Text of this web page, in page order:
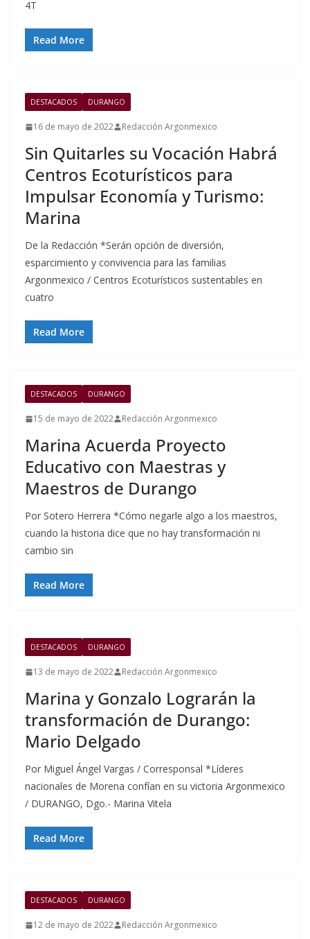
4T
Read More
DESTACADOS DURANGO
16 de mayo de 2022 Redacción Argonmexico
Sin Quitarles su Vocación Habrá
Centros Ecoturísticos para
Impulsar Economía y Turismo:
Marina
De la Redacción *Serán opción de diversión,
esparcimiento y convivencia para las familias
Argonmexico / Centros Ecoturísticos sustentables en
cuatro
Read More
DESTACADOS DURANGO
15 de mayo de 2022 Redacción Argonmexico
Marina Acuerda Proyecto
Educativo con Maestras y
Maestros de Durango
Por Sotero Herrera *Cómo negarle algo a los maestros,
cuando la historia dice que no hay transformación ni
cambio sin
Read More
DESTACADOS DURANGO
13 de mayo de 2022 Redacción Argonmexico
Marina y Gonzalo Lograrán la
transformación de Durango:
Mario Delgado
Por Miguel Ángel Vargas / Corresponsal *Líderes
nacionales de Morena confían en su victoria Argonmexico
/ DURANGO, Dgo.- Marina Vitela
Read More
DESTACADOS DURANGO
12 de mayo de 2022 Redacción Argonmexico